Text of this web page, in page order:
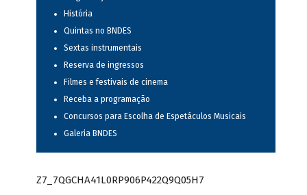
História
Quintas no BNDES
Sextas instrumentais
Reserva de ingressos
Filmes e festivais de cinema
Receba a programação
Concursos para Escolha de Espetáculos Musicais
Galeria BNDES
Z7_7QGCHA41L0RP906P422Q9Q05H7